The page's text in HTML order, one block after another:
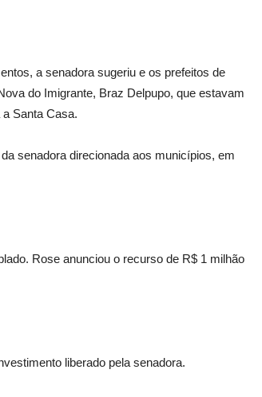
a senadora sugeriu e os prefeitos de
do Imigrante, Braz Delpupo, que estavam
Santa Casa.
senadora direcionada aos municípios, em
Rose anunciou o recurso de R$ 1 milhão
liberado pela senadora.